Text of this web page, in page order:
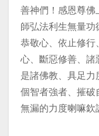
善神們！感恩尊佛
師弘法利生無量功
恭敬心、依止修行
心、斷惡修善、諸
是諸佛教、具足
個智者強者、摧破
無漏的力度喇嘛欽